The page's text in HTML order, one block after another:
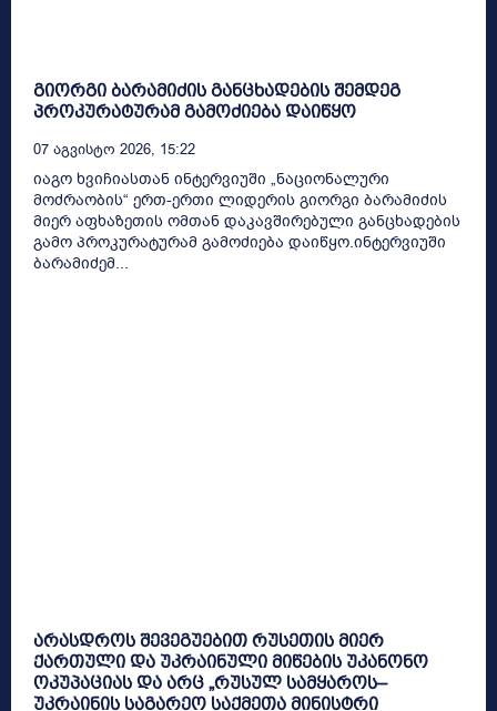
გიორგი ბარამიძის განცხადების შემდეგ
პროკურატურამ გამოძიება დაიწყო
07 Აგვისტო 2026, 15:22
იაგო ხვიჩიასთან ინტერვიუში „ნაციონალური
მოძრაობის“ ერთ-ერთი ლიდერის გიორგი ბარამიძის
მიერ აფხაზეთის ომთან დაკავშირებული განცხადების
გამო პროკურატურამ გამოძიება დაიწყო.ინტერვიუში
ბარამიძემ...
არასდროს შევეგუებით რუსეთის მიერ
ქართული და უკრაინული მიწების უკანონო
ოკუპაციას და არც „რუსულ სამყაროს–
უკრაინის საგარეო საქმეთა მინისტრი